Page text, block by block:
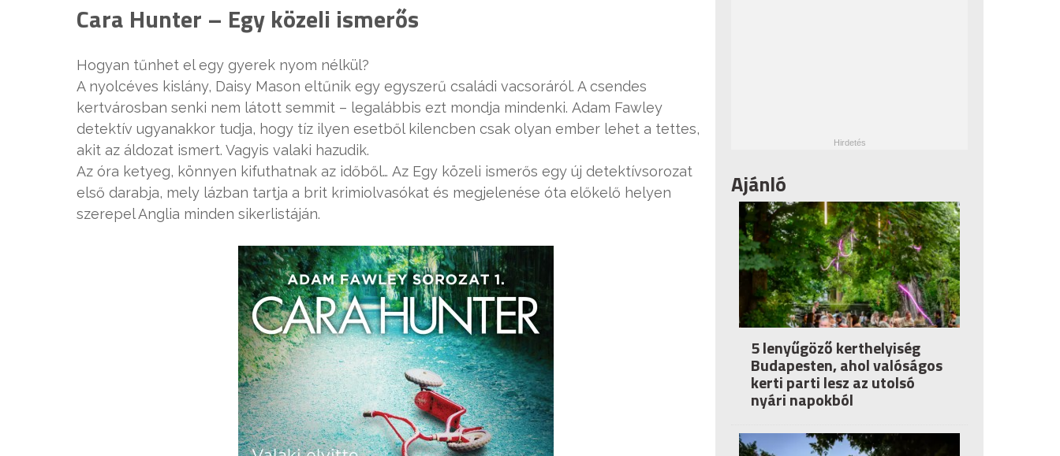
Cara Hunter – Egy közeli ismerős
Hogyan tűnhet el egy gyerek nyom nélkül?
A nyolcéves kislány, Daisy Mason eltűnik egy egyszerű családi vacsoráról. A csendes
kertvárosban senki nem látott semmit – legalábbis ezt mondja mindenki. Adam Fawley
detektív ugyanakkor tudja, hogy tíz ilyen esetből kilencben csak olyan ember lehet a tettes,
akit az áldozat ismert. Vagyis valaki hazudik.
Az óra ketyeg, könnyen kifuthatnak az időből… Az Egy közeli ismerős egy új detektívsorozat
első darabja, mely lázban tartja a brit krimiolvasókat és megjelenése óta előkelő helyen
szerepel Anglia minden sikerlistáján.
Ajánló
5 lenyűgöző kerthelyiség
Budapesten, ahol valóságos
kerti parti lesz az utolsó
nyári napokból